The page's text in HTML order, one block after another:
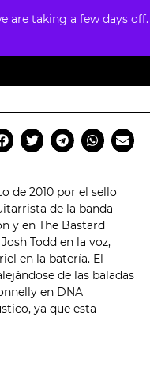
are taking a few days off.
de 2010 por el sello
de la banda
y en The Bastard
Todd en la voz,
en la batería. El
de las baladas
en DNA
ya que esta